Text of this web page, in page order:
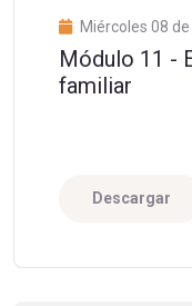
Miércoles 08
Módulo 11 -
familiar
Descargar